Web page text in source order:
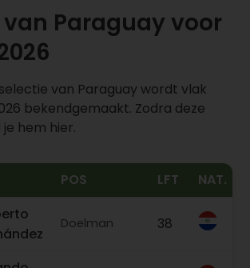
van Paraguay voor
van Paraguay wordt vlak
bekendgemaakt. Zodra deze
je hem hier.
POS LFT NAT.
Doelman 38